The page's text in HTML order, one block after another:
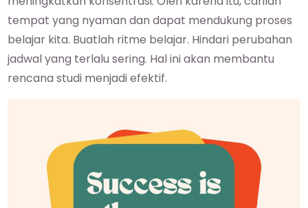
tempat yang nyaman dan dapat mendukung proses
belajar kita. Buatlah ritme belajar. Hindari perubahan
jadwal yang terlalu sering. Hal ini akan membantu
rencana studi menjadi efektif.